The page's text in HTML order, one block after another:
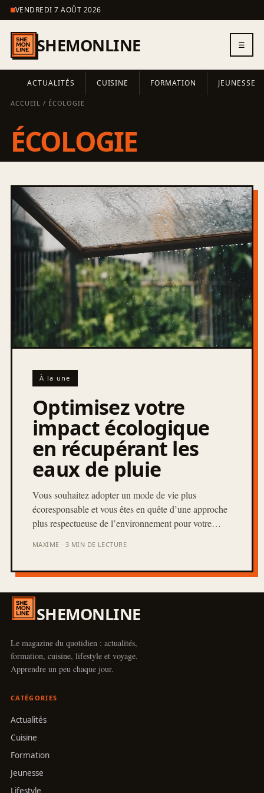
VENDREDI 7 AOÛT 2026
SHEMONLINE ☰
ACTUALITÉS CUISINE FORMATION JEUNESSE
ACCUEIL / ÉCOLOGIE
ÉCOLOGIE
À la une
Optimisez votre
impact écologique
en récupérant les
eaux de pluie
Vous souhaitez adopter un mode de vie plus
écoresponsable et vous êtes en quête d’une approche
plus respectueuse de l’environnement pour votre…
MAXIME · 3 MIN DE LECTURE
SHEMONLINE
Le magazine du quotidien : actualités,
formation, cuisine, lifestyle et voyage.
Apprendre un peu chaque jour.
CATÉGORIES
Actualités
Cuisine
Formation
Jeunesse
Lifestyle